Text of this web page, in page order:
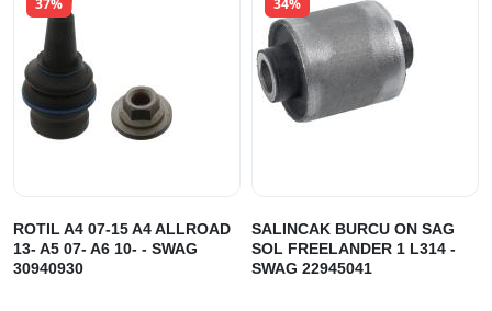
37%
ROTIL A4 07-15 A4 ALLROAD
13- A5 07- A6 10- - SWAG
30940930
34%
SALINCAK BURCU ON SAG
SOL FREELANDER 1 L314 -
SWAG 22945041